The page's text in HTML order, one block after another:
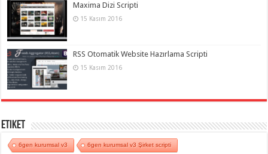
Maxima Dizi Scripti
15 Kasım 2016
RSS Otomatik Website Hazırlama Scripti
15 Kasım 2016
Etiket
6gen kurumsal v3 6gen kurumsal v3 Şirket scripti